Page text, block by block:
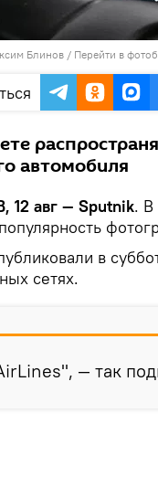
Блинов / Перейти в
автомобиля
авг — Sputnik. В
в
сетях.
— так